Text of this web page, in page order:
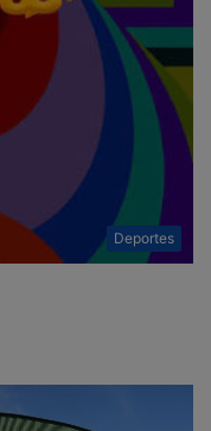
Deportes